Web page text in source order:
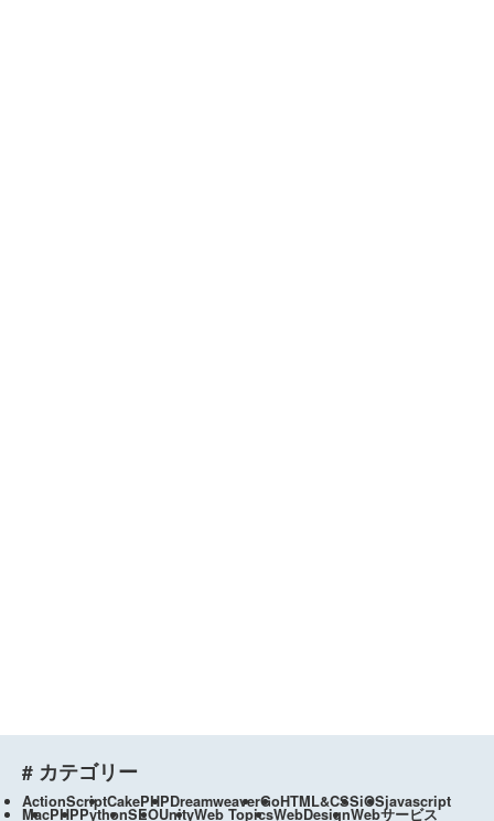
# カテゴリー
ActionScriptCakePHPDreamweaverGoHTML&CSSiOSjavascript
MacPHPPythonSEOUnityWeb TopicsWebDesignWebサービス